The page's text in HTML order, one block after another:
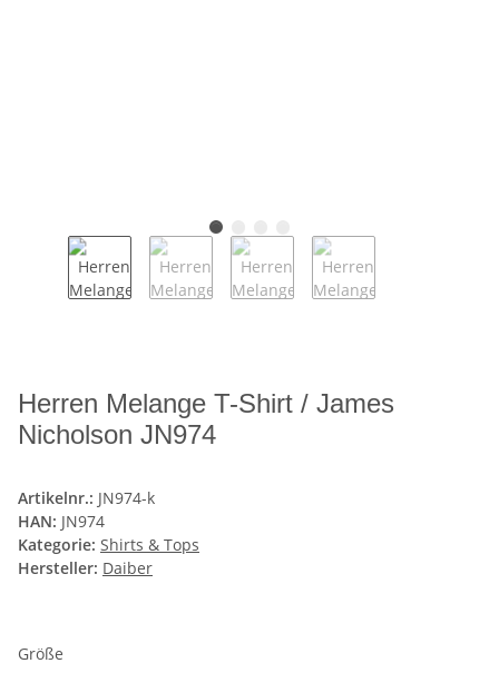
Herren Melange T-Shirt / James
Nicholson JN974
Artikelnr.: JN974-k
HAN: JN974
Kategorie: Shirts & Tops
Hersteller: Daiber
Größe